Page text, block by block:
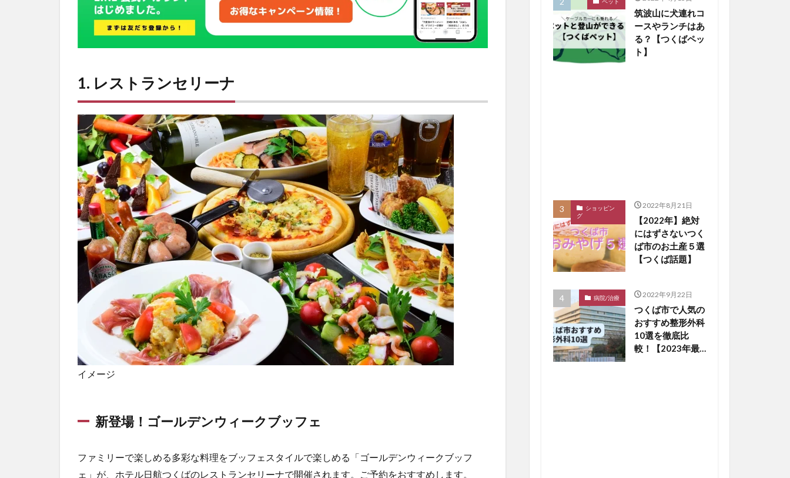
1. レストランセリーナ
イメージ
新登場！ゴールデンウィークブッフェ
ファミリーで楽しめる多彩な料理をブッフェスタイルで楽しめる「ゴールデンウィークブッフ
ェ」が、ホテル日航つくばのレストランセリーナで開催されます。ご予約をおすすめします。
筑波山に犬連れコ
ースやランチはあ
る？【つくばペッ
ト】
ショッピン
グ
2022年8月21日
【2022年】絶対
にはずさないつく
ば市のお土産５選
【つくば話題】
病院/治療 2022年9月22日
つくば市で人気の
おすすめ整形外科
10選を徹底比
較！【2023年最